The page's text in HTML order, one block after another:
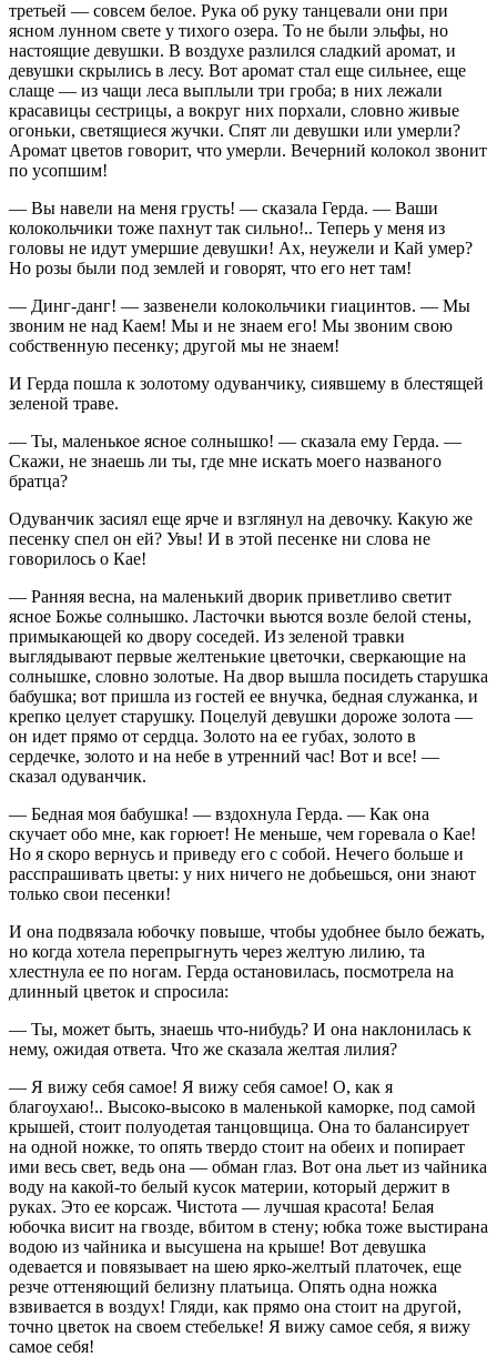
третьей — совсем белое. Рука об руку танцевали они при
ясном лунном свете у тихого озера. То не были эльфы, но
настоящие девушки. В воздухе разлился сладкий аромат, и
девушки скрылись в лесу. Вот аромат стал еще сильнее, еще
слаще — из чащи леса выплыли три гроба; в них лежали
красавицы сестрицы, а вокруг них порхали, словно живые
огоньки, светящиеся жучки. Спят ли девушки или умерли?
Аромат цветов говорит, что умерли. Вечерний колокол звонит
по усопшим!
— Вы навели на меня грусть! — сказала Герда. — Ваши
колокольчики тоже пахнут так сильно!.. Теперь у меня из
головы не идут умершие девушки! Ах, неужели и Кай умер?
Но розы были под землей и говорят, что его нет там!
— Динг-данг! — зазвенели колокольчики гиацинтов. — Мы
звоним не над Каем! Мы и не знаем его! Мы звоним свою
собственную песенку; другой мы не знаем!
И Герда пошла к золотому одуванчику, сиявшему в блестящей
зеленой траве.
— Ты, маленькое ясное солнышко! — сказала ему Герда. —
Скажи, не знаешь ли ты, где мне искать моего названого
братца?
Одуванчик засиял еще ярче и взглянул на девочку. Какую же
песенку спел он ей? Увы! И в этой песенке ни слова не
говорилось о Кае!
— Ранняя весна, на маленький дворик приветливо светит
ясное Божье солнышко. Ласточки вьются возле белой стены,
примыкающей ко двору соседей. Из зеленой травки
выглядывают первые желтенькие цветочки, сверкающие на
солнышке, словно золотые. На двор вышла посидеть старушка
бабушка; вот пришла из гостей ее внучка, бедная служанка, и
крепко целует старушку. Поцелуй девушки дороже золота —
он идет прямо от сердца. Золото на ее губах, золото в
сердечке, золото и на небе в утренний час! Вот и все! —
сказал одуванчик.
— Бедная моя бабушка! — вздохнула Герда. — Как она
скучает обо мне, как горюет! Не меньше, чем горевала о Кае!
Но я скоро вернусь и приведу его с собой. Нечего больше и
расспрашивать цветы: у них ничего не добьешься, они знают
только свои песенки!
И она подвязала юбочку повыше, чтобы удобнее было бежать,
но когда хотела перепрыгнуть через желтую лилию, та
хлестнула ее по ногам. Герда остановилась, посмотрела на
длинный цветок и спросила:
— Ты, может быть, знаешь что-нибудь? И она наклонилась к
нему, ожидая ответа. Что же сказала желтая лилия?
— Я вижу себя самое! Я вижу себя самое! О, как я
благоухаю!.. Высоко-высоко в маленькой каморке, под самой
крышей, стоит полуодетая танцовщица. Она то балансирует
на одной ножке, то опять твердо стоит на обеих и попирает
ими весь свет, ведь она — обман глаз. Вот она льет из чайника
воду на какой-то белый кусок материи, который держит в
руках. Это ее корсаж. Чистота — лучшая красота! Белая
юбочка висит на гвозде, вбитом в стену; юбка тоже выстирана
водою из чайника и высушена на крыше! Вот девушка
одевается и повязывает на шею ярко-желтый платочек, еще
резче оттеняющий белизну платьица. Опять одна ножка
взвивается в воздух! Гляди, как прямо она стоит на другой,
точно цветок на своем стебельке! Я вижу самое себя, я вижу
самое себя!